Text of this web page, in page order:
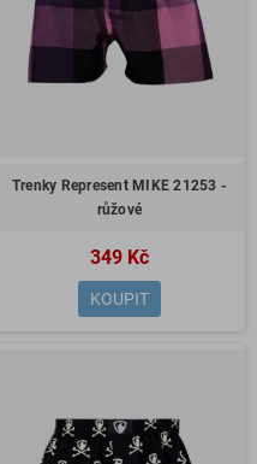
Trenky Represent MIKE 21253 -
růžové
349 Kč
KOUPIT